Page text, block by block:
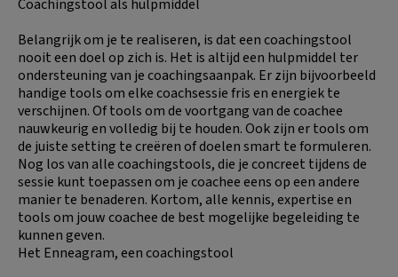
Coachingstool als hulpmiddel
Belangrijk om je te realiseren, is dat een coachingstool
nooit een doel op zich is. Het is altijd een hulpmiddel ter
ondersteuning van je coachingsaanpak. Er zijn bijvoorbeeld
handige tools om elke coachsessie fris en energiek te
verschijnen. Of tools om de voortgang van de coachee
nauwkeurig en volledig bij te houden. Ook zijn er tools om
de juiste setting te creëren of doelen smart te formuleren.
Nog los van alle coachingstools, die je concreet tijdens de
sessie kunt toepassen om je coachee eens op een andere
manier te benaderen. Kortom, alle kennis, expertise en
tools om jouw coachee de best mogelijke begeleiding te
kunnen geven.
Het Enneagram, een coachingstool